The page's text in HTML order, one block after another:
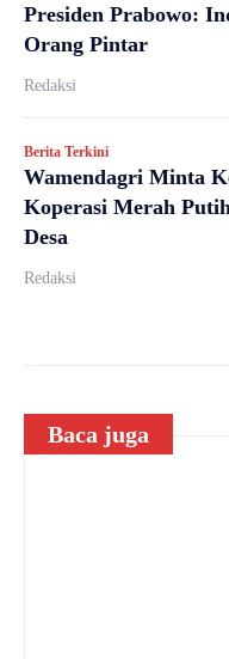
Presiden Prabowo:
Orang Pintar
Redaksi
Berita Terkini
Wamendagri Minta
Koperasi Merah
Desa
Redaksi
Baca juga